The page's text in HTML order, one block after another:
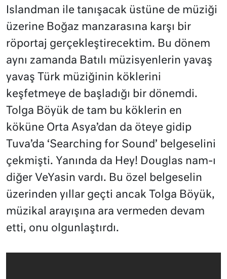
Islandman ile tanışacak üstüne de müziği
üzerine Boğaz manzarasına karşı bir
röportaj gerçekleştirecektim. Bu dönem
aynı zamanda Batılı müzisyenlerin yavaş
yavaş Türk müziğinin köklerini
keşfetmeye de başladığı bir dönemdi.
Tolga Böyük de tam bu köklerin en
köküne Orta Asya’dan da öteye gidip
Tuva’da ‘Searching for Sound’ belgeselini
çekmişti. Yanında da Hey! Douglas nam-ı
diğer VeYasin vardı. Bu özel belgeselin
üzerinden yıllar geçti ancak Tolga Böyük,
müzikal arayışına ara vermeden devam
etti, onu olgunlaştırdı.